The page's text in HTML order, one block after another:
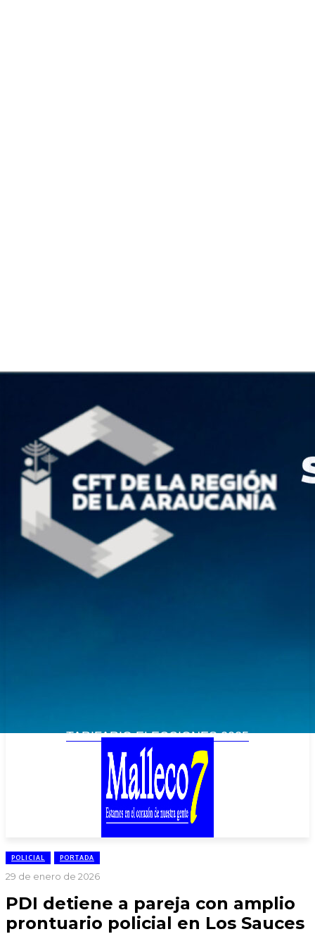
TARIFARIO ELECCIONES 2025
POLICIAL PORTADA
29 de enero de 2026
PDI detiene a pareja con amplio
prontuario policial en Los Sauces